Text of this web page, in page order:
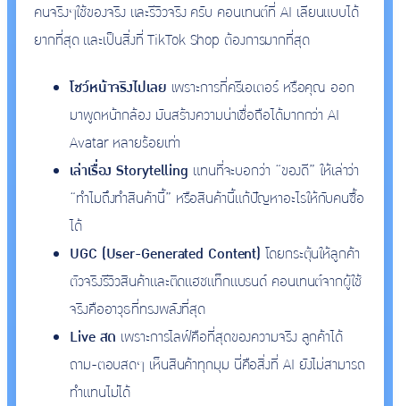
คนจริงๆใช้ของจริง และรีวิวจริง ครับ คอนเทนต์ที่ AI เลียนแบบได้
ยากที่สุด และเป็นสิ่งที่ TikTok Shop ต้องการมากที่สุด
โชว์หน้าจริงไปเลย เพราะการที่ครีเอเตอร์ หรือคุณ ออก
มาพูดหน้ากล้อง มันสร้างความน่าเชื่อถือได้มากกว่า AI
Avatar หลายร้อยเท่า
เล่าเรื่อง Storytelling แทนที่จะบอกว่า “ของดี” ให้เล่าว่า
“ทำไมถึงทำสินค้านี้” หรือสินค้านี้แก้ปัญหาอะไรให้กับคนซื้อ
ได้
UGC (User-Generated Content) โดยกระตุ้นให้ลูกค้า
ตัวจริงรีวิวสินค้าและติดแฮชแท็กแบรนด์ คอนเทนต์จากผู้ใช้
จริงคืออาวุธที่ทรงพลังที่สุด
Live สด เพราะการไลฟ์คือที่สุดของความจริง ลูกค้าได้
ถาม-ตอบสดๆ เห็นสินค้าทุกมุม นี่คือสิ่งที่ AI ยังไม่สามารถ
ทำแทนไม่ได้